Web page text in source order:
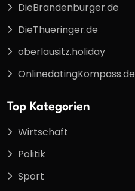
DieBrandenburger.de
DieThueringer.de
oberlausitz.holiday
OnlinedatingKompass.de
Top Kategorien
Wirtschaft
Politik
Sport